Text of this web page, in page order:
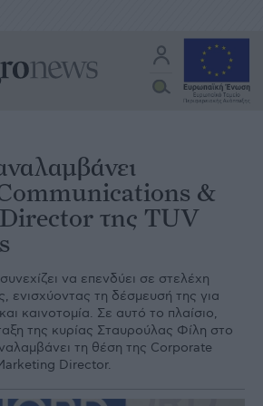
&
της TUV
να επενδύει σε στελέχη
ενισχύοντας τη δέσμευσή της για
καινοτομία. Σε αυτό το πλαίσιο,
της κυρίας Σταυρούλας Φίλη στο
τη θέση της Corporate
Director.